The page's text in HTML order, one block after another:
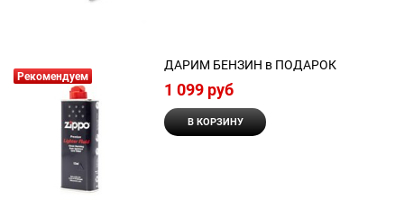
Рекомендуем
ДАРИМ БЕНЗИН в ПОДАРОК
1 099 руб
В КОРЗИНУ